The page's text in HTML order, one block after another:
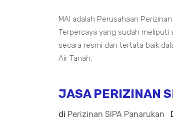
MAI adalah Perusahaan
Terpercaya yang sudah
secara resmi dan tertata baik
Air Tanah.
JASA PERIZINAN
di Perizinan SIPA Panarukan